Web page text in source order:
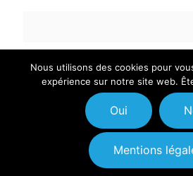
© Pack Up Group 2021 -
NexTime Production -
Nous utilisons des cookies pour
expérience sur notre site web.
Oui
Mentions